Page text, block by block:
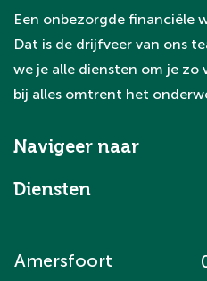
Een onbezorgde financiële
Dat is de drijfveer van ons
we je alle diensten om je
bij alles omtrent het
Navigeer naar
Diensten
Amersfoort